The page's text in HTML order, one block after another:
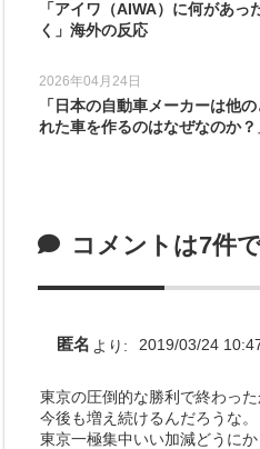
「アイワ（AIWA）に何があ
く」海外の反応
2026年04月24日
「日本の自動車メーカーは他
れた車を作るのはなぜなのか
コメントは7件
匿名 より: 2019/03/24
東京の圧倒的な勝利で終わった
今後も増え続けるんだろうな。
東京一極集中いい加減どうにか